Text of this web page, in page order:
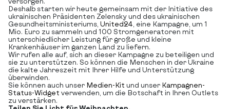
Deshalb starten wir heute gemeinsam mit der Initiative des
ukrainischen Präsidenten Zelensky und des ukrainischen
Gesundheitsministeriums, United24 , eine Kampagne, um 1
Mio. Euro zu sammeln und 100 Stromgeneratoren mit
unterschiedlicher Leistung für große und kleine
Krankenhäuser im ganzen Land zu liefern.
Wir rufen alle auf, sich an dieser Kampagne zu beteiligen und
sie zu unterstützen. So können die Menschen in der Ukraine
die kalte Jahreszeit mit Ihrer Hilfe und Unterstützung
überwinden.
Sie können auch unser Medien-Kit und unser Kampagnen-
Status-Widget verwenden, um die Botschaft in Ihren Outlets
zu verstärken.